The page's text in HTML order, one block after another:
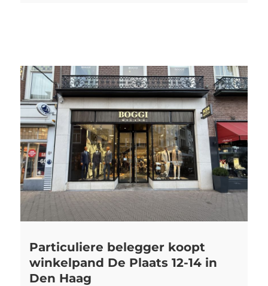
Particuliere belegger koopt
winkelpand De Plaats 12-14 in
Den Haag